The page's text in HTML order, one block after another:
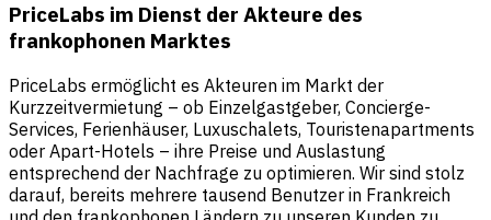
PriceLabs im Dienst der Akteure des
frankophonen Marktes
PriceLabs ermöglicht es Akteuren im Markt der
Kurzzeitvermietung – ob Einzelgastgeber, Concierge-
Services, Ferienhäuser, Luxuschalets, Touristenapartments
oder Apart-Hotels – ihre Preise und Auslastung
entsprechend der Nachfrage zu optimieren. Wir sind stolz
darauf, bereits mehrere tausend Benutzer in Frankreich